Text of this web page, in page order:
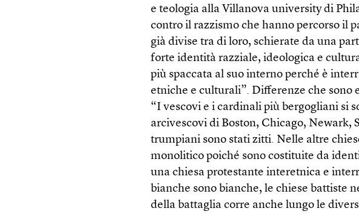
e teologia alla Villanova university di
contro il razzismo che hanno percorso il
già divise tra di loro, schierate da una
forte identità razziale, ideologica e
più spaccata al suo interno perché è
etniche e culturali”. Differenze che sono
“I vescovi e i cardinali più bergogliani si
arcivescovi di Boston, Chicago, Newark,
trumpiani sono stati zitti. Nelle altre
monolitico poiché sono costituite da
una chiesa protestante interetnica e
bianche sono bianche, le chiese battiste
della battaglia corre anche lungo le